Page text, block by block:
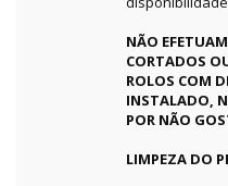
NÃO
CORTADOS
ROLOS COM
INSTALADO,
POR NÃO
LIMPEZA DO